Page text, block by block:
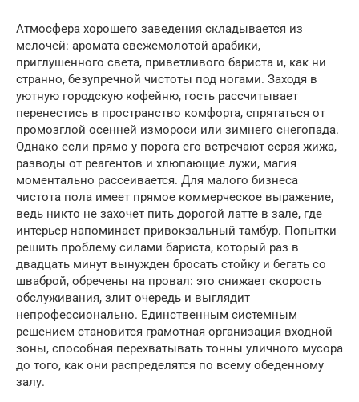
Атмосфера хорошего заведения складывается из
мелочей: аромата свежемолотой арабики,
приглушенного света, приветливого бариста и, как ни
странно, безупречной чистоты под ногами. Заходя в
уютную городскую кофейню, гость рассчитывает
перенестись в пространство комфорта, спрятаться от
промозглой осенней измороси или зимнего снегопада.
Однако если прямо у порога его встречают серая жижа,
разводы от реагентов и хлюпающие лужи, магия
моментально рассеивается. Для малого бизнеса
чистота пола имеет прямое коммерческое выражение,
ведь никто не захочет пить дорогой латте в зале, где
интерьер напоминает привокзальный тамбур. Попытки
решить проблему силами бариста, который раз в
двадцать минут вынужден бросать стойку и бегать со
шваброй, обречены на провал: это снижает скорость
обслуживания, злит очередь и выглядит
непрофессионально. Единственным системным
решением становится грамотная организация входной
зоны, способная перехватывать тонны уличного мусора
до того, как они распределятся по всему обеденному
залу.